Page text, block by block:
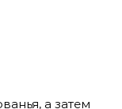
а затем